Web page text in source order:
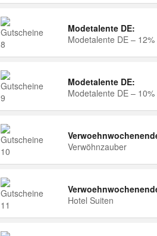
Modetalente DE:
Modetalente DE – 12%
Modetalente DE:
Modetalente DE – 10%
Verwöhnzauber
Hotel Suiten